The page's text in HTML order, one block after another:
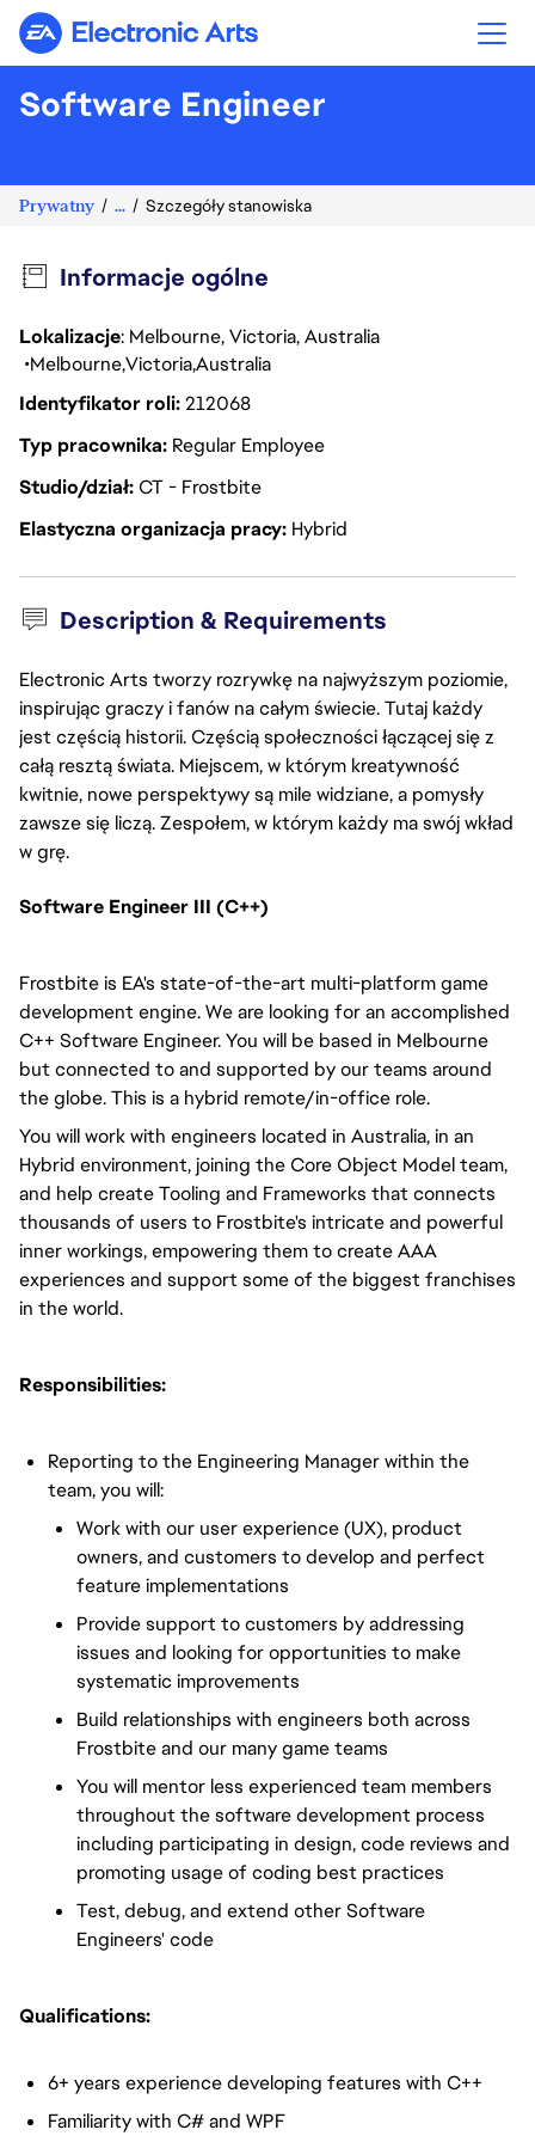
Electronic Arts
Software Engineer
Prywatny ... Szczegóły stanowiska
Informacje ogólne
Lokalizacje: Melbourne, Victoria, Australia
MelbourneVictoriaAustralia
Identyfikator roli212068
Typ pracownika Regular Employee
Studio/działCT - Frostbite
Elastyczna organizacja pracy Hybrid
Description & Requirements
Electronic Arts tworzy rozrywkę na najwyższym poziomie,
inspirując graczy i fanów na całym świecie. Tutaj każdy
jest częścią historii. Częścią społeczności łączącej się z
całą resztą świata. Miejscem, w którym kreatywność
kwitnie, nowe perspektywy są mile widziane, a pomysły
zawsze się liczą. Zespołem, w którym każdy ma swój wkład
w grę.
Software Engineer III (C++)
Frostbite is EA's state-of-the-art multi-platform game
development engine. We are looking for an accomplished
C++ Software Engineer. You will be based in Melbourne
but connected to and supported by our teams around
the globe. This is a hybrid remote/in-office role.
You will work with engineers located in Australia, in an
Hybrid environment, joining the Core Object Model team,
and help create Tooling and Frameworks that connects
thousands of users to Frostbite's intricate and powerful
inner workings, empowering them to create AAA
experiences and support some of the biggest franchises
in the world.
Responsibilities:
Reporting to the Engineering Manager within the
team, you will:
Work with our user experience (UX), product
owners, and customers to develop and perfect
feature implementations
Provide support to customers by addressing
issues and looking for opportunities to make
systematic improvements
Build relationships with engineers both across
Frostbite and our many game teams
You will mentor less experienced team members
throughout the software development process
including participating in design, code reviews and
promoting usage of coding best practices
Test, debug, and extend other Software
Engineers' code
Qualifications:
6+ years experience developing features with C++
Familiarity with C# and WPF